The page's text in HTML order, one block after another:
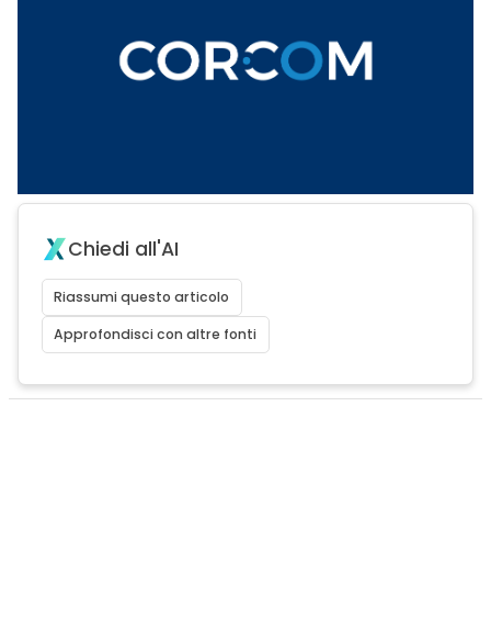
Chiedi all'AI
Riassumi questo articolo
Approfondisci con altre fonti